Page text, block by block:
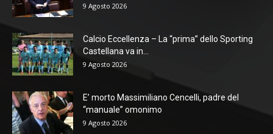
9 Agosto 2026
Calcio Eccellenza – La “prima” dello Sporting
Castellana va in...
9 Agosto 2026
E’ morto Massimiliano Cencelli, padre del
“manuale” omonimo
9 Agosto 2026